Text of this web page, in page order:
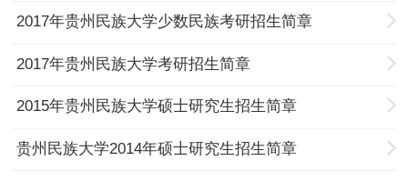
2017年贵州民族大学少数民族考研招生简章
2017年贵州民族大学考研招生简章
2015年贵州民族大学硕士研究生招生简章
贵州民族大学2014年硕士研究生招生简章